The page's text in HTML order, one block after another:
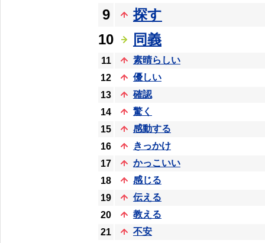
9
探す
10
同義
11
素晴らしい
12
優しい
13
確認
14
驚く
15
感動する
16
きっかけ
17
かっこいい
18
感じる
19
伝える
20
教える
21
不安